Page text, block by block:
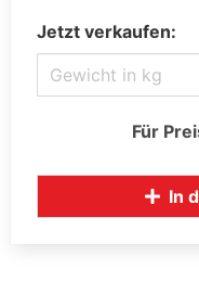
Jetzt verkaufen:
Für